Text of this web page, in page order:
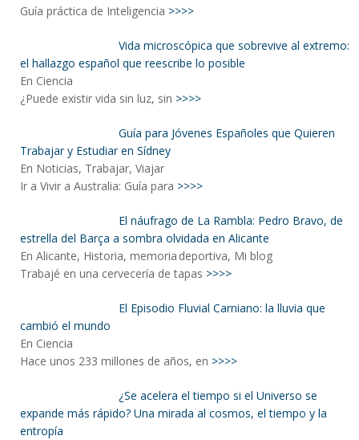
Guía práctica de Inteligencia >>>>
Vida microscópica que sobrevive al extremo:
el hallazgo español que reescribe lo posible
En Ciencia
¿Puede existir vida sin luz, sin >>>>
Guía para Jóvenes Españoles que Quieren
Trabajar y Estudiar en Sídney
En Noticias, Trabajar, Viajar
Ir a Vivir a Australia: Guía para >>>>
El náufrago de La Rambla: Pedro Bravo, de
estrella del Barça a sombra olvidada en Alicante
En Alicante, Historia, memoria deportiva, Mi blog
Trabajé en una cervecería de tapas >>>>
El Episodio Fluvial Carniano: la lluvia que
cambió el mundo
En Ciencia
Hace unos 233 millones de años, en >>>>
¿Se acelera el tiempo si el Universo se
expande más rápido? Una mirada al cosmos, el tiempo y la
entropía